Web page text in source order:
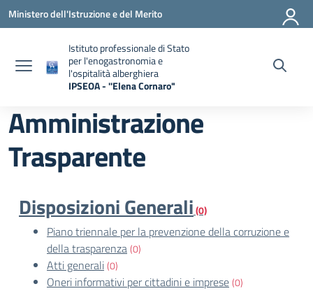
Vai ai contenuti
Vai al menu di navigazione
Vai al footer
Ministero dell'Istruzione e del Merito
Istituto professionale di Stato
per l'enogastronomia e
l'ospitalità alberghiera
IPSEOA - ''Elena Cornaro"
Amministrazione
Trasparente
Disposizioni Generali(0)
Piano triennale per la prevenzione della corruzione e
della trasparenza(0)
Atti generali(0)
Oneri informativi per cittadini e imprese(0)